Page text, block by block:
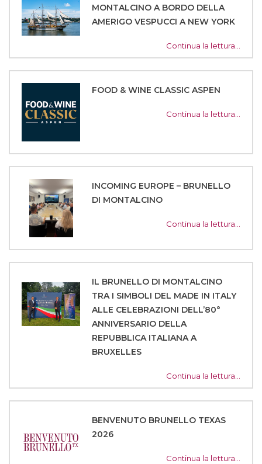
MONTALCINO A BORDO DELLA
AMERIGO VESPUCCI A NEW YORK
Continua la lettura…
FOOD & WINE CLASSIC ASPEN
Continua la lettura…
INCOMING EUROPE – BRUNELLO
DI MONTALCINO
Continua la lettura…
IL BRUNELLO DI MONTALCINO
TRA I SIMBOLI DEL MADE IN ITALY
ALLE CELEBRAZIONI DELL’80°
ANNIVERSARIO DELLA
REPUBBLICA ITALIANA A
BRUXELLES
Continua la lettura…
BENVENUTO BRUNELLO TEXAS
2026
Continua la lettura…